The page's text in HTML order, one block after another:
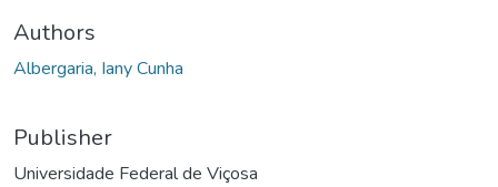
Authors
Albergaria, Iany Cunha
Publisher
Universidade Federal de Viçosa